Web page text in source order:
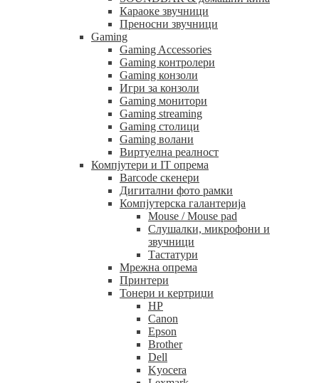
Караоке звучници
Преносни звучници
Gaming
Gaming Accessories
Gaming контролери
Gaming конзоли
Игри за конзоли
Gaming монитори
Gaming streaming
Gaming столици
Gaming волани
Виртуелна реалност
Компјутери и IT опрема
Barcode скенери
Дигитални фото рамки
Компјутерска галантерија
Mouse / Mouse pad
Слушалки, микрофони и
звучници
Тастатури
Мрежна опрема
Принтери
Тонери и кертриџи
HP
Canon
Epson
Brother
Dell
Kyocera